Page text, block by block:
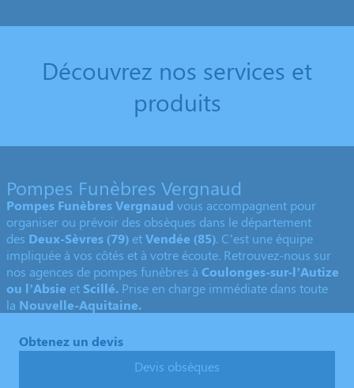
Découvrez nos services et
produits
Pompes Funèbres Vergnaud
Pompes Funèbres Vergnaud vous accompagnent pour
organiser ou prévoir des obsèques dans le département
des Deux-Sèvres (79) etVendée (85). C’est une équipe
impliquée à vos côtés et à votre écoute. Retrouvez-nous sur
nos agences de pompes funèbres à Coulonges-sur-l’Autize
ou l’Absie et Scillé. Prise en charge immédiate dans toute
la Nouvelle-Aquitaine.
Obtenez un devis
Devis obsèques